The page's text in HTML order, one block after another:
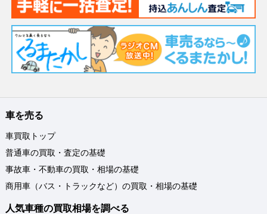
車を売る
車買取トップ
普通車の買取・査定の基礎
事故車・不動車の買取・相場の基礎
商用車（バス・トラックなど）の買取・相場の基礎
人気車種の買取相場を調べる